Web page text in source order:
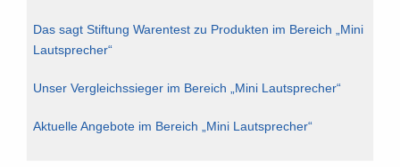
Das sagt Stiftung Warentest zu Produkten im Bereich „Mini
Lautsprecher“
Unser Vergleichssieger im Bereich „Mini Lautsprecher“
Aktuelle Angebote im Bereich „Mini Lautsprecher“